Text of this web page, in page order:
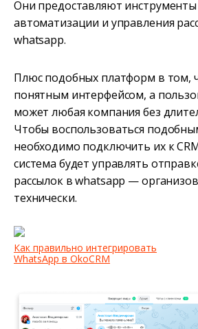
Они предоставляют инструменты
автоматизации и управления
whatsapp.
Плюс подобных платформ в том,
понятным интерфейсом, а
может любая компания без
Чтобы воспользоваться
необходимо подключить их к
система будет управлять
рассылок в whatsapp —
технически.
Как правильно интегрировать
WhatsApp в OkoCRM